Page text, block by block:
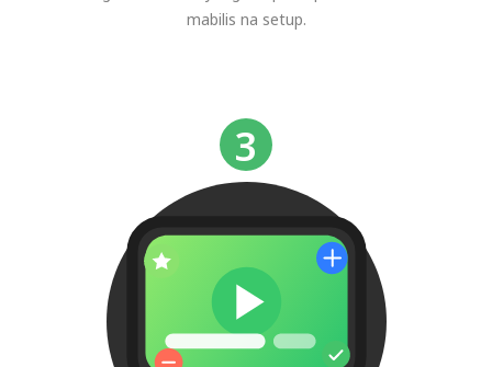
mabilis na setup.